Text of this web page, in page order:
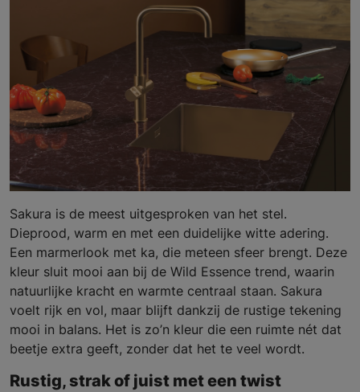
Sakura is de meest uitgesproken van het stel.
Dieprood, warm en met een duidelijke witte adering.
Een marmerlook met ka, die meteen sfeer brengt. Deze
kleur sluit mooi aan bij de Wild Essence trend, waarin
natuurlijke kracht en warmte centraal staan. Sakura
voelt rijk en vol, maar blijft dankzij de rustige tekening
mooi in balans. Het is zo’n kleur die een ruimte nét dat
beetje extra geeft, zonder dat het te veel wordt.
Rustig, strak of juist met een twist